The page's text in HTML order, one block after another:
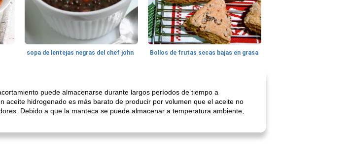
sopa de lentejas negras del chef john Bollos de frutas secas bajas en grasa
puede almacenarse durante largos períodos de tiempo a
hidrogenado es más barato de producir por volumen que el aceite no
Debido a que la manteca se puede almacenar a temperatura ambiente,